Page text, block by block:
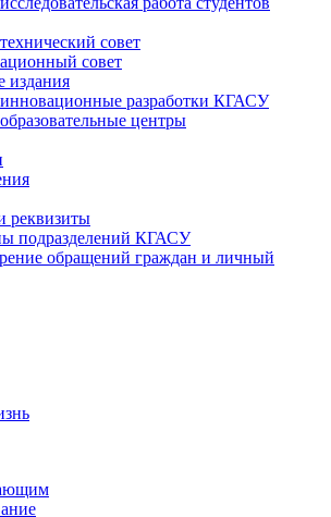
совет
совет
издания
разработки КГАСУ
центры
реквизиты
подразделений КГАСУ
обращений граждан и личный